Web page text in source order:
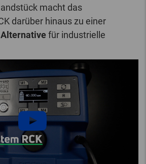
macht das
darüber hinaus zu einer
für industrielle